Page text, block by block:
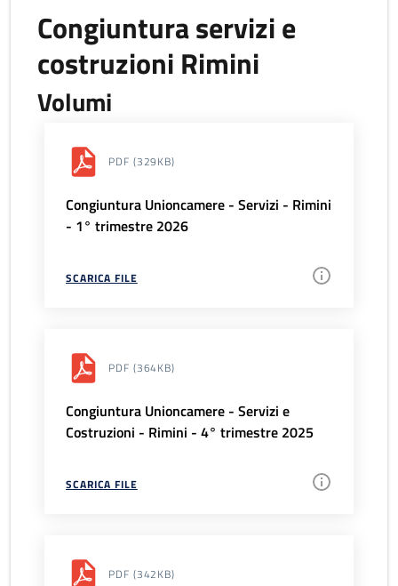
Congiuntura servizi e
costruzioni Rimini
Volumi
PDF (329KB)
Congiuntura Unioncamere - Servizi - Rimini
- 1° trimestre 2026
SCARICA FILE
PDF (364KB)
Congiuntura Unioncamere - Servizi e
Costruzioni - Rimini - 4° trimestre 2025
SCARICA FILE
PDF (342KB)